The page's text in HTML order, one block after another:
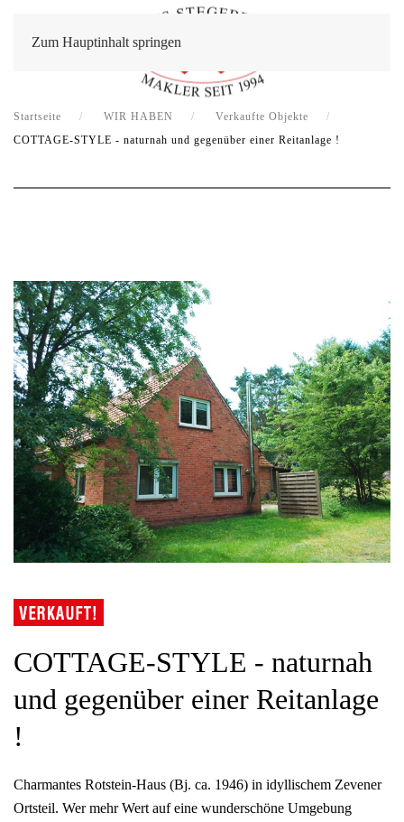
Zum Hauptinhalt springen
Startseite WIR HABEN
Verkaufte Objekte
COTTAGE-STYLE - naturnah und gegenüber einer Reitanlage !
COTTAGE-STYLE - naturnah
und gegenüber einer Reitanlage
!
Charmantes Rotstein-Haus (Bj. ca. 1946) in idyllischem Zevener
Ortsteil. Wer mehr Wert auf eine wunderschöne Umgebung